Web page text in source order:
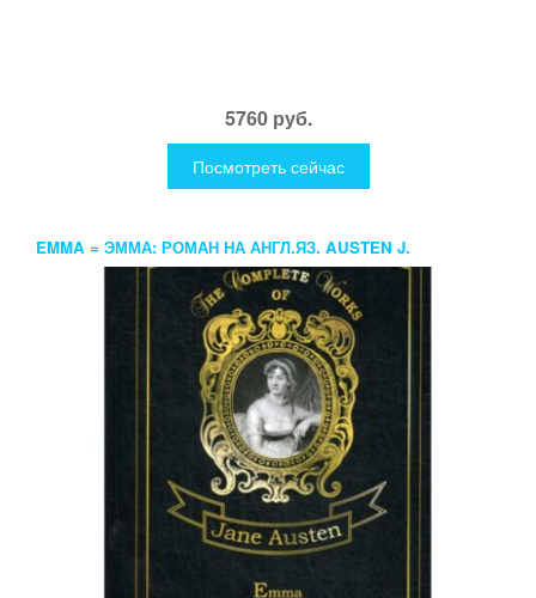
5760 руб.
Посмотреть сейчас
EMMA = ЭММА: РОМАН НА АНГЛ.ЯЗ. AUSTEN J.